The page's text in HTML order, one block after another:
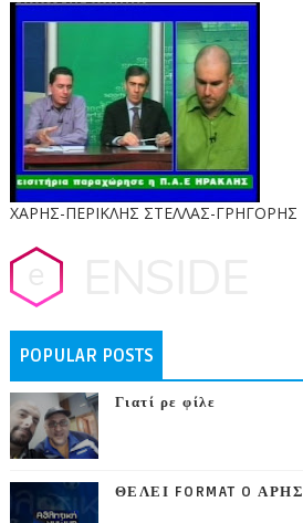
ΧΑΡΗΣ-ΠΕΡΙΚΛΗΣ ΣΤΕΛΛΑΣ-ΓΡΗΓΟΡΗΣ
POPULAR POSTS
Γιατί ρε φίλε
ΘΕΛΕΙ FORMAT O ΑΡΗΣ